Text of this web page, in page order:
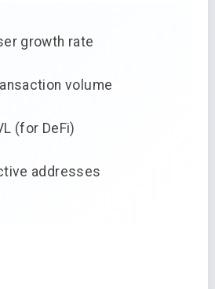
growth rate
volume
(for DeFi)
addresses